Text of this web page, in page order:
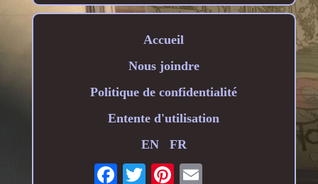
Accueil
Nous joindre
Politique de confidentialité
Entente d'utilisation
EN
FR